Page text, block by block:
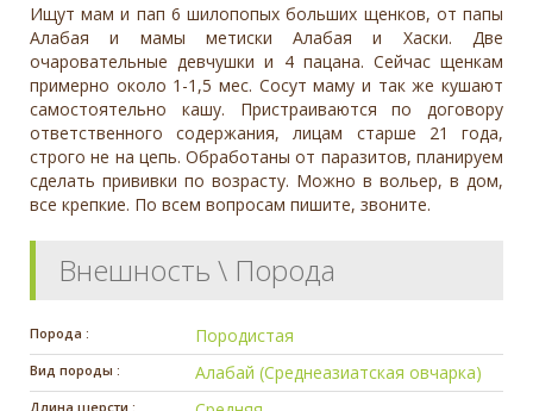
Ищут мам и пап 6 шилопопых больших щенков, от папы
Алабая и мамы метиски Алабая и Хаски. Две
очаровательные девчушки и 4 пацана. Сейчас щенкам
примерно около 1-1,5 мес. Сосут маму и так же кушают
самостоятельно кашу. Пристраиваются по договору
ответственного содержания, лицам старше 21 года,
строго не на цепь. Обработаны от паразитов, планируем
сделать прививки по возрасту. Можно в вольер, в дом,
все крепкие. По всем вопросам пишите, звоните.
Внешность \ Порода
Порода : Породистая
Вид породы : Алабай (Среднеазиатская овчарка)
Длина шерсти :